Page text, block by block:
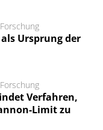
Forschung
Ursprung der
Forschung
Verfahren,
Limit zu